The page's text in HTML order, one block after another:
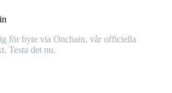
för byte via Onchain, vår officiella
Testa det nu.